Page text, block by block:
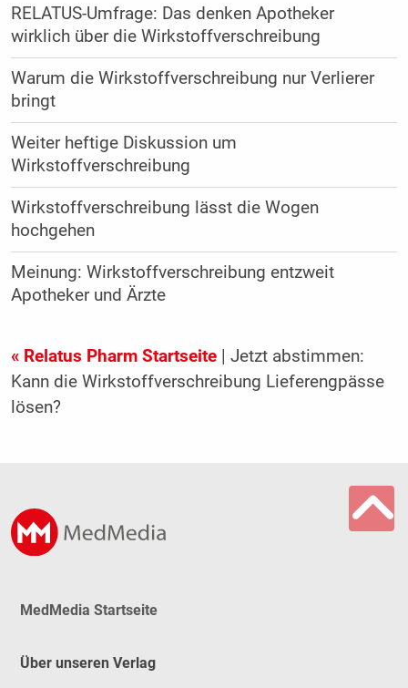
RELATUS-Umfrage: Das denken Apotheker
wirklich über die Wirkstoffverschreibung
Warum die Wirkstoffverschreibung nur Verlierer
bringt
Weiter heftige Diskussion um
Wirkstoffverschreibung
Wirkstoffverschreibung lässt die Wogen
hochgehen
Meinung: Wirkstoffverschreibung entzweit
Apotheker und Ärzte
« Relatus Pharm Startseite| Jetzt abstimmen:
Kann die Wirkstoffverschreibung Lieferengpässe
lösen?
MedMedia Startseite
Über unseren Verlag